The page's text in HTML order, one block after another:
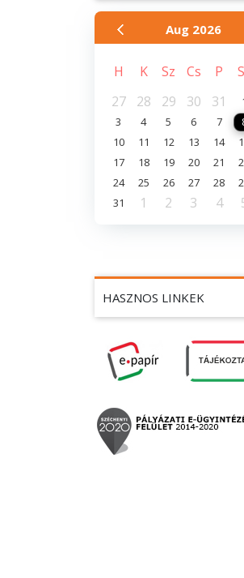
HASZNOS LINKEK
Aug 2026
H K Sz Cs P
27
28 29 30 31
3
4 5 6 7
10
11 12 13 14
17
18 19 20 21
24
25 26 27 28
31
1 2 3 4